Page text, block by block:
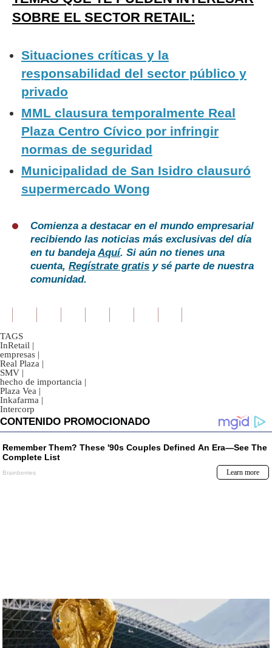
SOBRE EL SECTOR RETAIL:
Situaciones críticas y la
responsabilidad del sector público y
privado
MML clausura temporalmente Real
Plaza Centro Cívico por infringir
normas de seguridad
Municipalidad de San Isidro clausuró
supermercado Wong
Comienza a destacar en el mundo empresarial
recibiendo las noticias más exclusivas del día
en tu bandejaAquí. Si aún no tienes una
cuenta, Regístrate gratis y sé parte de nuestra
comunidad.
TAGS
InRetail |
empresas |
Real Plaza |
SMV |
hecho de importancia |
Plaza Vea |
Inkafarma |
Intercorp